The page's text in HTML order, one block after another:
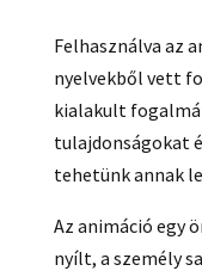
Felhasználva az
nyelvekből vett
kialakult
tulajdonságokat
tehetünk annak
Az animáció egy
nyílt, a személy